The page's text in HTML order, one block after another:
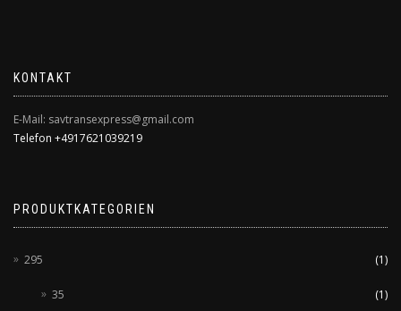
KONTAKT
E-Mail: savtransexpress@gmail.com
Telefon +4917621039219
PRODUKTKATEGORIEN
295 (1)
35 (1)